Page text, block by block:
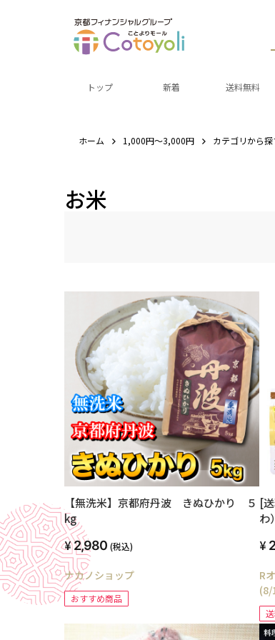
トップ 新着 送料無料
ホーム 1,000円～3,000円 カテゴリから探
お米
【無洗米】京都府丹波 きぬひかり ５
kg
2,980 (税込)
ナカノショップ
おすすめ商品
[
わ
R
(8/